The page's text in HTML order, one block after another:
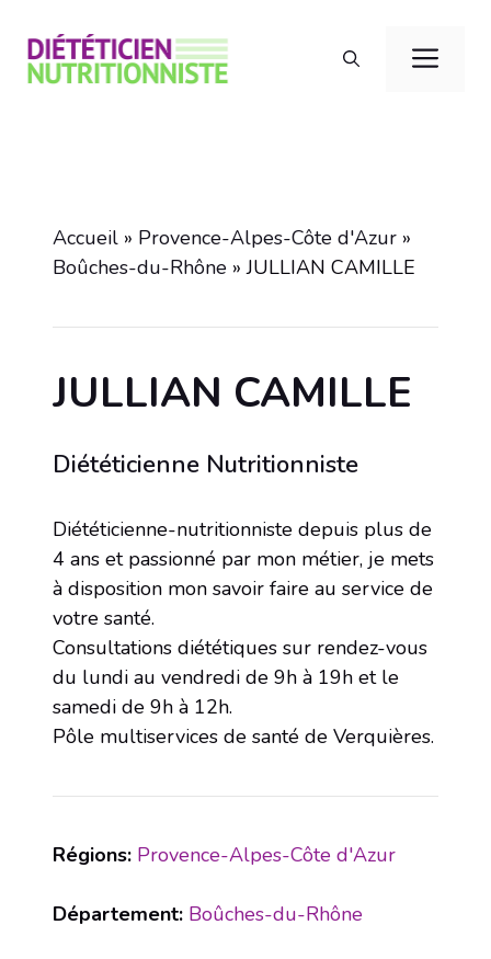
contenu
Accueil » Provence-Alpes-Côte d'Azur »
Boûches-du-Rhône »JULLIAN CAMILLE
JULLIAN CAMILLE
Diététicienne Nutritionniste
Diététicienne-nutritionniste depuis plus de
4 ans et passionné par mon métier, je mets
à disposition mon savoir faire au service de
votre santé.
Consultations diététiques sur rendez-vous
du lundi au vendredi de 9h à 19h et le
samedi de 9h à 12h.
Pôle multiservices de santé de Verquières.
Régions: Provence-Alpes-Côte d'Azur
Département: Boûches-du-Rhône